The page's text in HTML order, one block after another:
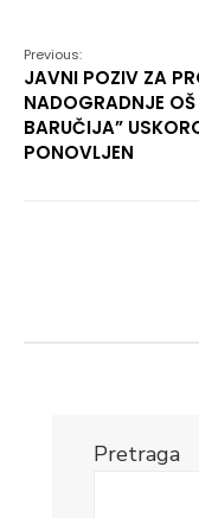
Previous:
JAVNI POZIV ZA
NADOGRADNJE
BARUČIJA”
PONOVLJEN
Pretraga